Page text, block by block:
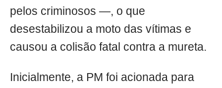
pelos criminosos —, o que
desestabilizou a moto das vítimas e
causou a colisão fatal contra a mureta.
Inicialmente, a PM foi acionada para